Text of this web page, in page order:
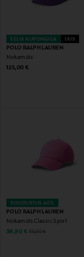
EELIS KUPONGIGA UUS
POLO RALPH LAUREN
Nokamüts
Original Price
125,00 €
SOODUSTUS 40%
POLO RALPH LAUREN
Nokamüts Classic Sport
Discounted Price
38,90 € Original Price
65,00 €